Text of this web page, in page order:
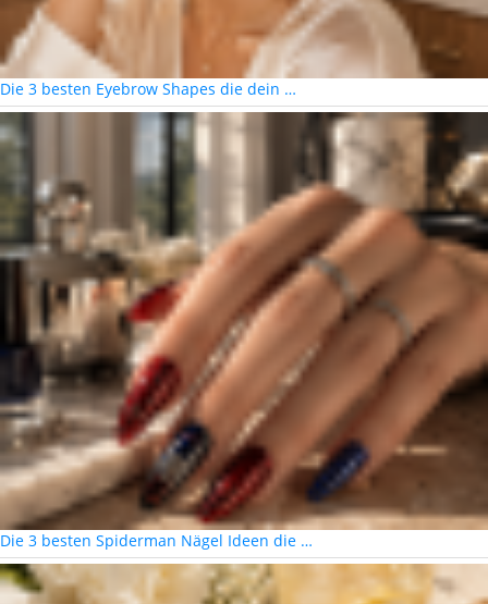
Die 3 besten Eyebrow Shapes die dein …
Die 3 besten Spiderman Nägel Ideen die …